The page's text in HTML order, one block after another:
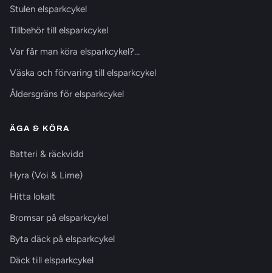
Stulen elsparkcykel
Tillbehör till elsparkcykel
Var får man köra elsparkcykel?…
Väska och förvaring till elsparkcykel
Åldersgräns för elsparkcykel
ÄGA & KÖRA
Batteri & räckvidd
Hyra (Voi & Lime)
Hitta lokalt
Bromsar på elsparkcykel
Byta däck på elsparkcykel
Däck till elsparkcykel